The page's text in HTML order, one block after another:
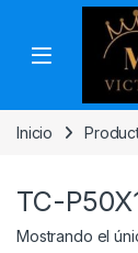
Skip to navigation
Skip to content
Inicio
TC-
Mostrando el